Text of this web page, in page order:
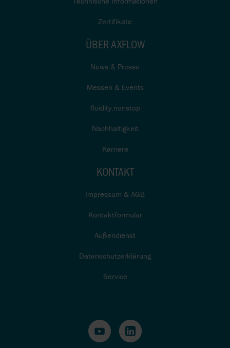
Zertifikate
ÜBER AXFLOW
News & Presse
Messen & Events
fluidity.nonstop
Nachhaltigkeit
Karriere
KONTAKT
Impressum & AGB
Kontaktformular
Außendienst
Datenschutzerklärung
Service